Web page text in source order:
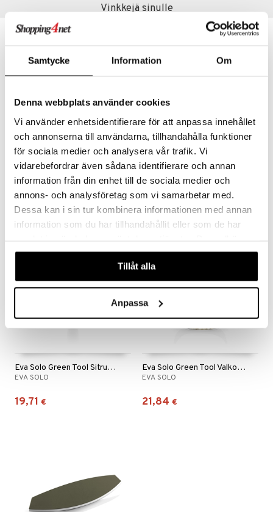
Samtycke Information Om
Denna webbplats använder cookies
Vi använder enhetsidentifierare för att anpassa innehållet
och annonserna till användarna, tillhandahålla funktioner
för sociala medier och analysera vår trafik. Vi
vidarebefordrar även sådana identifierare och annan
information från din enhet till de sociala medier och
annons- och analysföretag som vi samarbetar med.
Dessa kan i sin tur kombinera informationen med annan
information som du har tillhandahållit eller som de har
våra cookies vid fortsatt användande av vår webbplats.
Tillåt alla
Anpassa
Vinkkejä sinulle
Eva Solo Green Tool Burgeripuristin
21,84 € 49,43 €
Eva Solo Green Tool Sitruspuserrin
EVA SOLO
19,71 €
Eva Solo Green Tool Valkosipulipuristin
EVA SOLO
21,84 €